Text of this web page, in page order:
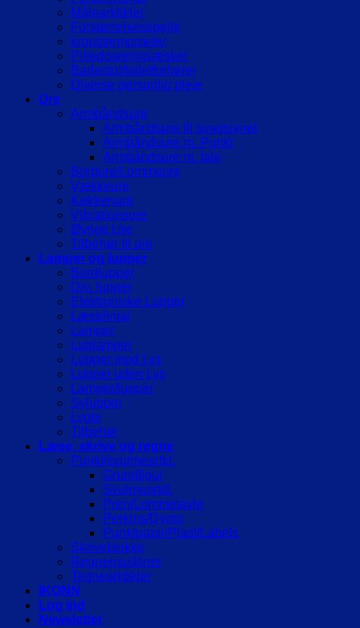
Målearktikler
Forstørrelsesspejle
kropstermometer
Pilledoseringsæsker
Badestol/toiletforhøjer
Diverse personlig pleje
Ure
Armbåndsure
Armbåndsure til svagtsynet
Armbåndsure m. Punkt
Armbåndsure m. tale
Bordure/Lommeure
Vækkeure
Køkkenure
Vibrationsure
Øvrige Ure
Tilbehør til ure
Lamper og lupper
Bordlupper
Div. lupper
Elektroniske Lupper
Læselinial
Lamper
Luplamper
Lupper med Lys
Lupper uden Lys
Lamper/lupper
Sylupper
Lygte
Tilbehør
Læse, skrive og regne
Punkt/svulmeartkl.
Grundfigur
Svulmearktl.
Pren/Lommetavle
Perkins/Dymo
Punktpapir/Plast/Labels
Skriveblokke
Regnemaskiner
Tegnearktikler
IKONN
Log ind
Newsletter